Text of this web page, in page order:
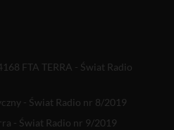
FTA TERRA - Świat Radio
- Świat Radio nr 8/2019
- Świat Radio nr 9/2019